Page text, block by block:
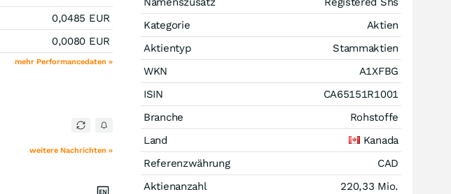
0,0485 EUR
0,0080 EUR
mehr Performancedaten »
weitere Nachrichten »
Kategorie
Aktien
Aktientyp
Stammaktien
WKN
A1XFBG
ISIN
CA65151R1001
Branche
Rohstoffe
Land
Kanada
Referenzwährung
CAD
Aktienanzahl
220,33 Mio.